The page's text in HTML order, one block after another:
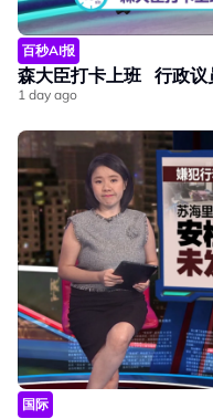
百秒AI报
森大臣打卡上班 行政议
1 day ago
国际